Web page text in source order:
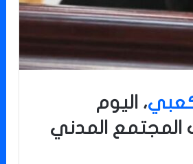
، اليوم
المجتمع المدني